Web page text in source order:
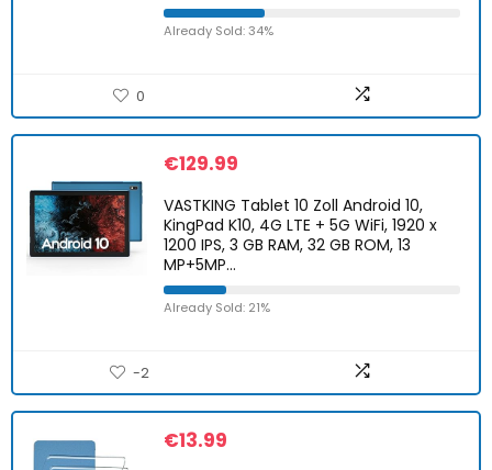
Already Sold: 34%
0
€129.99
VASTKING Tablet 10 Zoll Android 10,
KingPad K10, 4G LTE + 5G WiFi, 1920 x
1200 IPS, 3 GB RAM, 32 GB ROM, 13
MP+5MP…
Already Sold: 21%
-2
€13.99